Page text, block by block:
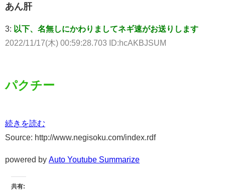
あん肝
3: 以下、名無しにかわりましてネギ速がお送りします
2022/11/17(木) 00:59:28.703 ID:hcAKBJSUM
パクチー
続きを読む
Source: http://www.negisoku.com/index.rdf
powered by Auto Youtube Summarize
共有: